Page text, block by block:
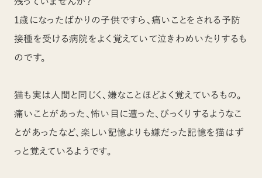
1歳になったばかりの子供ですら、痛いことをされる予防
接種を受ける病院をよく覚えていて泣きわめいたりするも
のです。
猫も実は人間と同じく、嫌なことほどよく覚えているもの。
痛いことがあった、怖い目に遭った、びっくりするようなこ
とがあったなど、楽しい記憶よりも嫌だった記憶を猫はず
っと覚えているようです。